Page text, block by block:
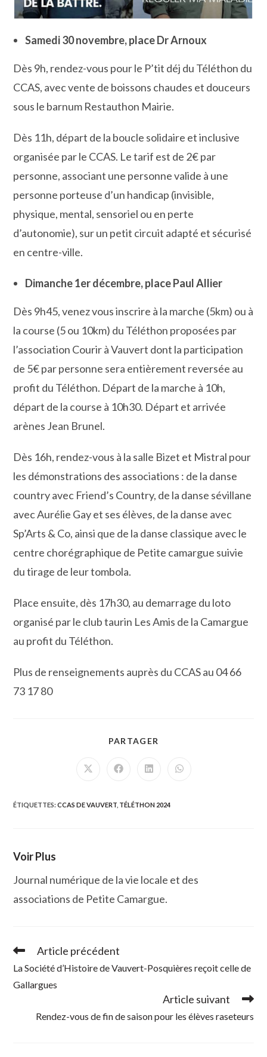
Samedi 30 novembre, place Dr Arnoux
Dès 9h, rendez-vous pour le P’tit déj du Téléthon du
CCAS, avec vente de boissons chaudes et douceurs
sous le barnum Restauthon Mairie.
Dès 11h, départ de la boucle solidaire et inclusive
organisée par le CCAS. Le tarif est de 2€ par
personne, associant une personne valide à une
personne porteuse d’un handicap (invisible,
physique, mental, sensoriel ou en perte
d’autonomie), sur un petit circuit adapté et sécurisé
en centre-ville.
Dimanche 1er décembre, place Paul Allier
Dès 9h45, venez vous inscrire à la marche (5km) ou à
la course (5 ou 10km) du Téléthon proposées par
l’association Courir à Vauvert dont la participation
de 5€ par personne sera entièrement reversée au
profit du Téléthon. Départ de la marche à 10h,
départ de la course à 10h30. Départ et arrivée
arènes Jean Brunel.
Dès 16h, rendez-vous à la salle Bizet et Mistral pour
les démonstrations des associations : de la danse
country avec Friend’s Country, de la danse sévillane
avec Aurélie Gay et ses élèves, de la danse avec
Sp’Arts & Co, ainsi que de la danse classique avec le
centre chorégraphique de Petite camargue suivie
du tirage de leur tombola.
Place ensuite, dès 17h30, au demarrage du loto
organisé par le club taurin Les Amis de la Camargue
au profit du Téléthon.
Plus de renseignements auprès du CCAS au 04 66
73 17 80
PARTAGER
Ouvrir
fenêtre
Ouvrir
fenêtre
Ouvrir
fenêtre
Ouvrir
ÉTIQUETTES:CCAS DE VAUVERT TÉLÉTHON 2024
Voir Plus
Journal numérique de la vie locale et des
associations de Petite Camargue.
Read
articles
Article précédent
La Société d’Histoire de Vauvert-Posquières reçoit celle de
Gallargues
Article suivant
Rendez-vous de fin de saison pour les élèves raseteurs